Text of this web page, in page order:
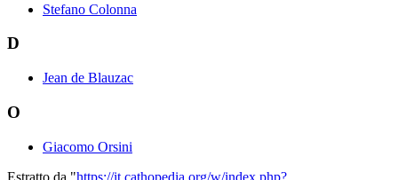
Stefano Colonna
D
Jean de Blauzac
O
Giacomo Orsini
Estratto da "https://it.cathopedia.org/w/index.php?